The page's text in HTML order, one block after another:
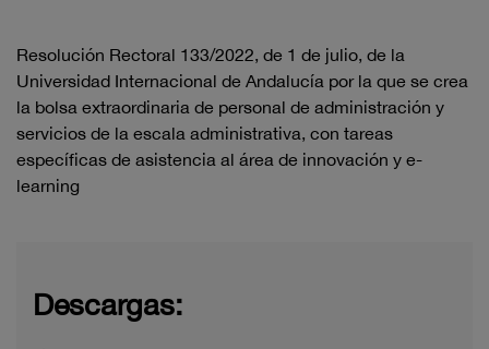
Resolución Rectoral 133/2022, de 1 de julio, de la
Universidad Internacional de Andalucía por la que se crea
la bolsa extraordinaria de personal de administración y
servicios de la escala administrativa, con tareas
específicas de asistencia al área de innovación y e-
learning
Descargas: